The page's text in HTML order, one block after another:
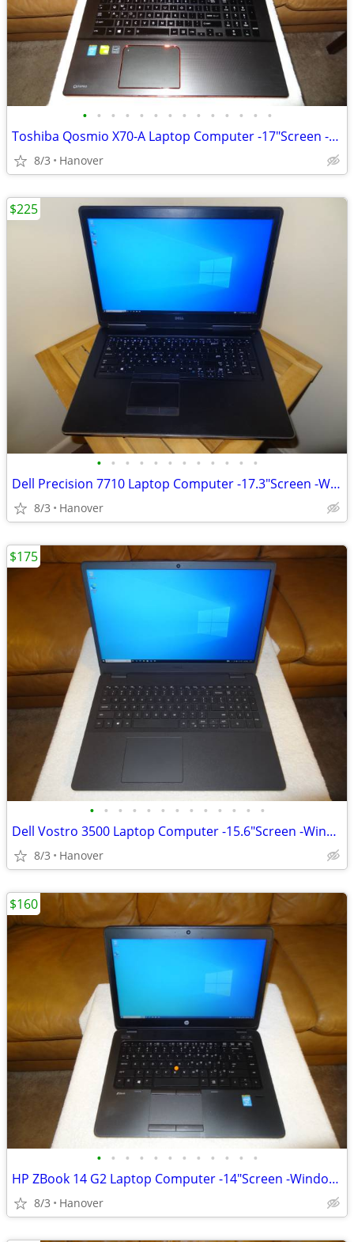
• • • • • • • • • • • • • •
Toshiba Qosmio X70-A Laptop Computer -17"Screen -Windows 10 -32GB RAM
8/3 Hanover
• • • • • • • • • • • •
Dell Precision 7710 Laptop Computer -17.3"Screen -Windows 10 -Intel i7
8/3 Hanover
$225
• • • • • • • • • • • • •
Dell Vostro 3500 Laptop Computer -15.6"Screen -Windows 10 -8GB RAM -i5
8/3 Hanover
$175
• • • • • • • • • • • •
HP ZBook 14 G2 Laptop Computer -14"Screen -Windows 10 -Intel i7 -8GB R
8/3 Hanover
$160